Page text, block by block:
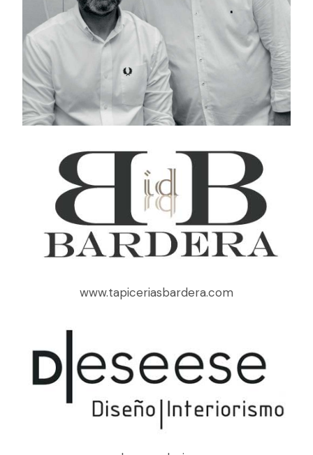
www.tapiceriasbardera.com